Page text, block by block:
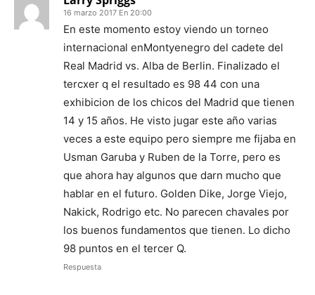
16 marzo 2017 En 20:00
En este momento estoy viendo un torneo
internacional enMontyenegro del cadete del
Real Madrid vs. Alba de Berlin. Finalizado el
tercxer q el resultado es 98 44 con una
exhibicion de los chicos del Madrid que tienen
14 y 15 años. He visto jugar este año varias
veces a este equipo pero siempre me fijaba en
Usman Garuba y Ruben de la Torre, pero es
que ahora hay algunos que darn mucho que
hablar en el futuro. Golden Dike, Jorge Viejo,
Nakick, Rodrigo etc. No parecen chavales por
los buenos fundamentos que tienen. Lo dicho
98 puntos en el tercer Q.
Respuesta